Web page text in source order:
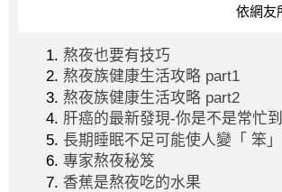
依網友
熬夜也要有技巧
熬夜族健康生活攻略 part1
熬夜族健康生活攻略 part2
肝癌的最新發現-你是不是常忙
長期睡眠不足可能使人變「 笨」
專家熬夜秘笈
香蕉是熬夜吃的水果